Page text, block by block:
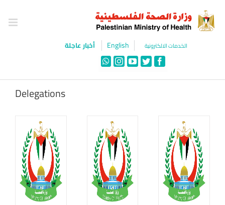
content
الخدمات الالكترونية English أخبار عاجلة
Facebook
Twitter
YouTube
Instagram
WhatsApp
Delegations